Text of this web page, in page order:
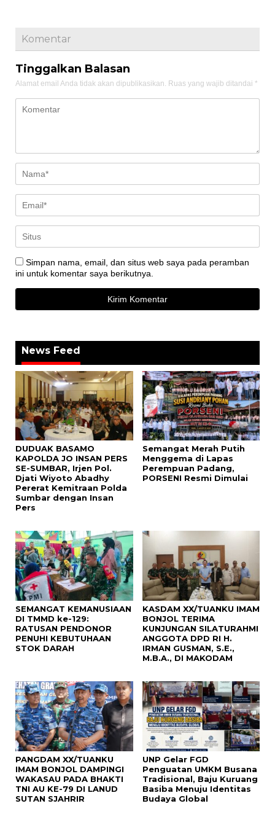
Komentar
Tinggalkan Balasan
Alamat email Anda tidak akan dipublikasikan. Ruas yang wajib ditandai *
Simpan nama, email, dan situs web saya pada peramban
ini untuk komentar saya berikutnya.
News Feed
DUDUAK BASAMO
KAPOLDA JO INSAN PERS
SE-SUMBAR, Irjen Pol.
Djati Wiyoto Abadhy
Pererat Kemitraan Polda
Sumbar dengan Insan
Pers
Semangat Merah Putih
Menggema di Lapas
Perempuan Padang,
PORSENI Resmi Dimulai
SEMANGAT KEMANUSIAAN
DI TMMD ke-129:
RATUSAN PENDONOR
PENUHI KEBUTUHAAN
STOK DARAH
KASDAM XX/TUANKU IMAM
BONJOL TERIMA
KUNJUNGAN SILATURAHMI
ANGGOTA DPD RI H.
IRMAN GUSMAN, S.E.,
M.B.A., DI MAKODAM
PANGDAM XX/TUANKU
IMAM BONJOL DAMPINGI
WAKASAU PADA BHAKTI
TNI AU KE-79 DI LANUD
SUTAN SJAHRIR
UNP Gelar FGD
Penguatan UMKM Busana
Tradisional, Baju Kuruang
Basiba Menuju Identitas
Budaya Global